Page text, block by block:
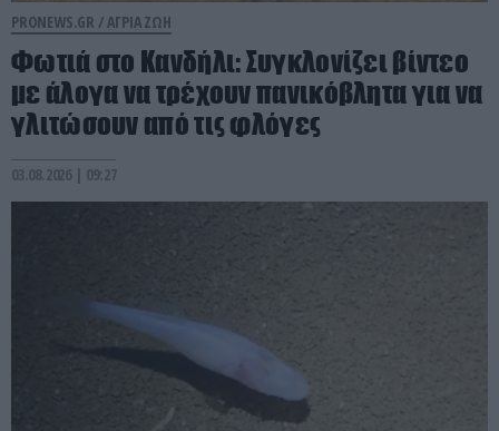
PRONEWS.GR /ΑΓΡΙΑ ΖΩΗ
Φωτιά στο Κανδήλι: Συγκλονίζει βίντεο
με άλογα να τρέχουν πανικόβλητα για να
γλιτώσουν από τις φλόγες
03.08.2026 | 09:27